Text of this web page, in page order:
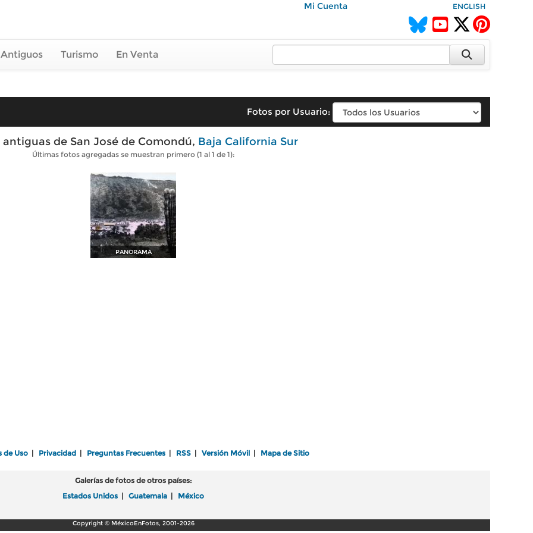
Mi Cuenta ENGLISH
Turismo En Venta
Fotos por Usuario:
antiguas de San José de Comondú, Baja California Sur
Últimas fotos agregadas se muestran primero (1 al 1 de 1):
PANORAMA
de Uso Privacidad Preguntas Frecuentes RSS Versión Móvil Mapa de Sitio
Galerías de fotos de otros países:
Estados Unidos
Guatemala México
Copyright © MéxicoEnFotos, 2001-2026